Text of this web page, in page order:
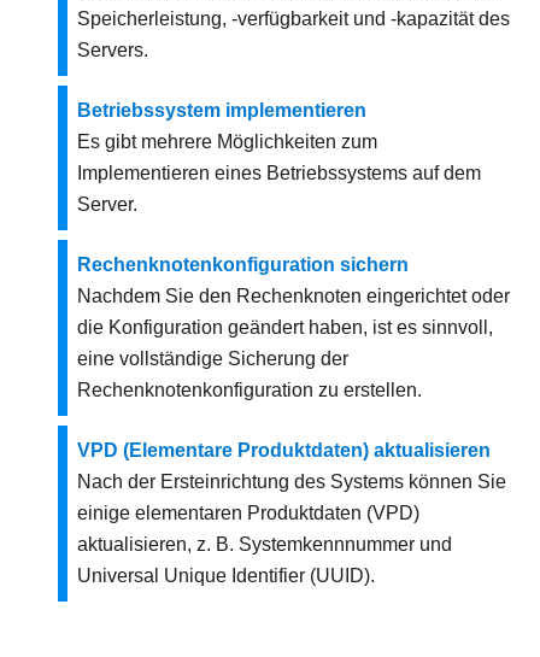
Speicherleistung, -verfügbarkeit und -kapazität des
Servers.
Betriebssystem implementieren
Es gibt mehrere Möglichkeiten zum
Implementieren eines Betriebssystems auf dem
Server.
Rechenknotenkonfiguration sichern
Nachdem Sie den Rechenknoten eingerichtet oder
die Konfiguration geändert haben, ist es sinnvoll,
eine vollständige Sicherung der
Rechenknotenkonfiguration zu erstellen.
VPD (Elementare Produktdaten) aktualisieren
Nach der Ersteinrichtung des Systems können Sie
einige elementaren Produktdaten (VPD)
aktualisieren, z. B. Systemkennnummer und
Universal Unique Identifier (UUID).